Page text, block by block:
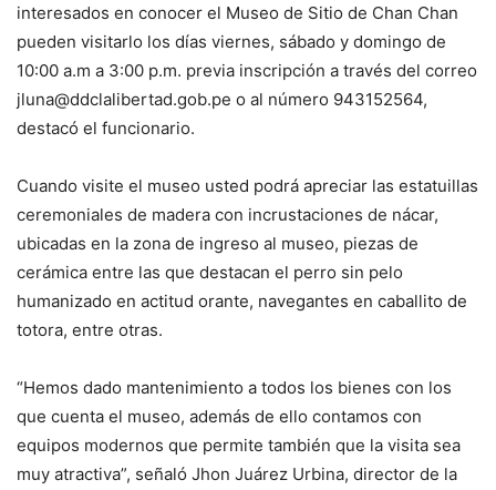
interesados en conocer el Museo de Sitio de Chan Chan
pueden visitarlo los días viernes, sábado y domingo de
10:00 a.m a 3:00 p.m. previa inscripción a través del correo
jluna@ddclalibertad.gob.pe o al número 943152564,
destacó el funcionario.
Cuando visite el museo usted podrá apreciar las estatuillas
ceremoniales de madera con incrustaciones de nácar,
ubicadas en la zona de ingreso al museo, piezas de
cerámica entre las que destacan el perro sin pelo
humanizado en actitud orante, navegantes en caballito de
totora, entre otras.
“Hemos dado mantenimiento a todos los bienes con los
que cuenta el museo, además de ello contamos con
equipos modernos que permite también que la visita sea
muy atractiva”, señaló Jhon Juárez Urbina, director de la